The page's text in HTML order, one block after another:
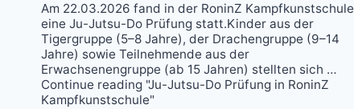
Am 22.03.2026 fand in der RoninZ Kampfkunstschule
eine Ju-Jutsu-Do Prüfung statt.Kinder aus der
Tigergruppe (5–8 Jahre), der Drachengruppe (9–14
Jahre) sowie Teilnehmende aus der
Erwachsenengruppe (ab 15 Jahren) stellten sich …
Continue reading "Ju-Jutsu-Do Prüfung in RoninZ
Kampfkunstschule"